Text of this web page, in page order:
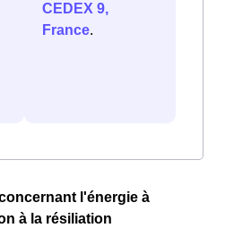
CEDEX 9,
France.
l'énergie à
à la résiliation